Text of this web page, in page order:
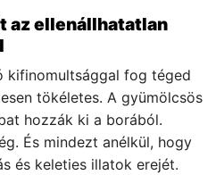
az ellenállhatatlan
kifinomultsággal fog téged
tökéletes. A gyümölcsös
hozzák ki a borából.
És mindezt anélkül, hogy
és keleties illatok erejét.